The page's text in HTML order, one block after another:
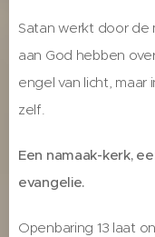
Satan werkt door de
aan God hebben
engel van licht, maar
zelf.
Een namaak-kerk,
evangelie.
Openbaring 13 laat